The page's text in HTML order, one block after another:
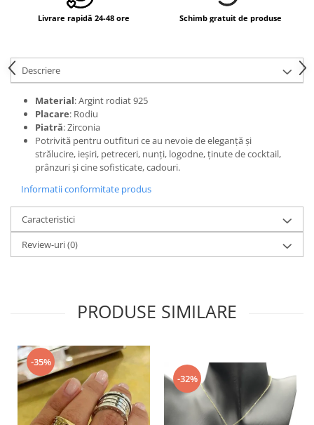
Livrare rapidă 24-48 ore Schimb gratuit de produse
Descriere
Material: Argint rodiat 925
Placare: Rodiu
Piatră: Zirconia
Potrivită pentru outfituri ce au nevoie de eleganță și
strălucire, ieșiri, petreceri, nunți, logodne, ținute de cocktail,
prânzuri și cine sofisticate, cadouri.
Informatii conformitate produs
Caracteristici
Review-uri(0)
PRODUSE SIMILARE
-35%
-32%